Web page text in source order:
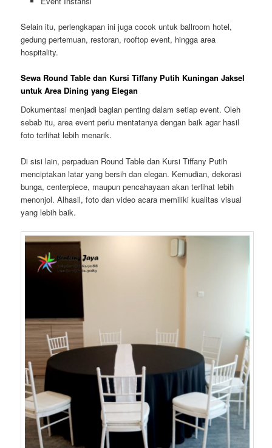
Selain itu, perlengkapan ini juga cocok untuk ballroom hotel,
gedung pertemuan, restoran, rooftop event, hingga area
hospitality.
Sewa Round Table dan Kursi Tiffany Putih Kuningan Jaksel
untuk Area Dining yang Elegan
Dokumentasi menjadi bagian penting dalam setiap event. Oleh
sebab itu, area event perlu mentatanya dengan baik agar hasil
foto terlihat lebih menarik.
Di sisi lain, perpaduan Round Table dan Kursi Tiffany Putih
menciptakan latar yang bersih dan elegan. Kemudian, dekorasi
bunga, centerpiece, maupun pencahayaan akan terlihat lebih
menonjol. Alhasil, foto dan video acara memiliki kualitas visual
yang lebih baik.